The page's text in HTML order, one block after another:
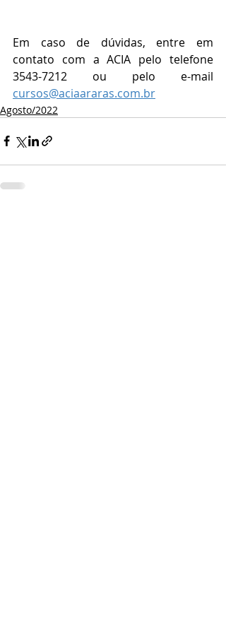
Em caso de dúvidas, entre em
contato com a ACIA pelo telefone
cursos@aciaararas.com.br
Agosto/2022